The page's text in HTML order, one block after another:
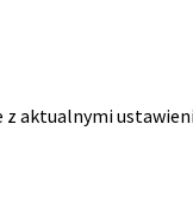
aktualnymi